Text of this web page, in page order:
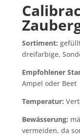
Sortiment:
dreifarbige,
Empfohlener
Ampel oder Beet
Temperatur:
Bewässerung:
vermeiden, da